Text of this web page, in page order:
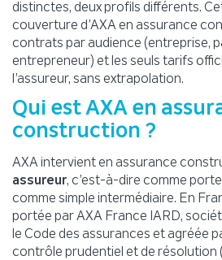
distinctes, deux profils différents.
couverture d’AXA en assurance
contrats par audience (entreprise,
entrepreneur) et les seuls tarifs
l’assureur, sans extrapolation.
Qui est AXA en
construction ?
AXA intervient en assurance
assureur, c’est-à-dire comme
comme simple intermédiaire. En
portée par AXA France IARD,
le Code des assurances et agréée
contrôle prudentiel et de résolution